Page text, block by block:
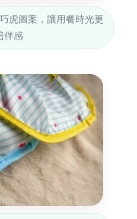
虎圖案，讓用餐時光更
伴感